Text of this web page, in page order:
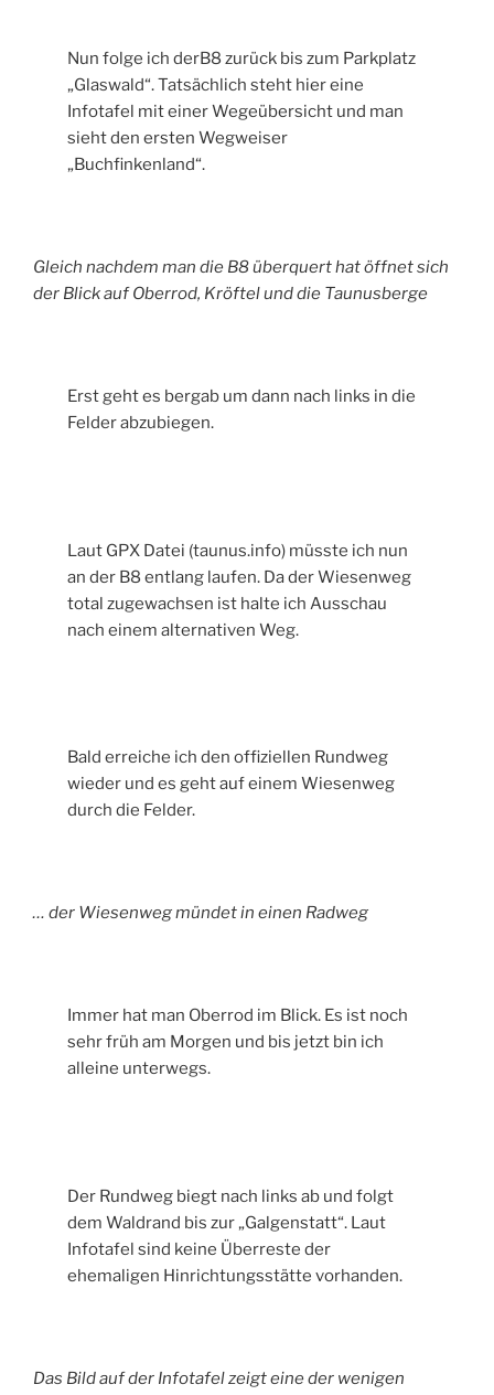
Nun folge ich derB8 zurück bis zum Parkplatz
„Glaswald“. Tatsächlich steht hier eine
Infotafel mit einer Wegeübersicht und man
sieht den ersten Wegweiser
„Buchfinkenland“.
Gleich nachdem man die B8 überquert hat öffnet sich
der Blick auf Oberrod, Kröftel und die Taunusberge
Erst geht es bergab um dann nach links in die
Felder abzubiegen.
Laut GPX Datei (taunus.info) müsste ich nun
an der B8 entlang laufen. Da der Wiesenweg
total zugewachsen ist halte ich Ausschau
nach einem alternativen Weg.
Bald erreiche ich den offiziellen Rundweg
wieder und es geht auf einem Wiesenweg
durch die Felder.
… der Wiesenweg mündet in einen Radweg
Immer hat man Oberrod im Blick. Es ist noch
sehr früh am Morgen und bis jetzt bin ich
alleine unterwegs.
Der Rundweg biegt nach links ab und folgt
dem Waldrand bis zur „Galgenstatt“. Laut
Infotafel sind keine Überreste der
ehemaligen Hinrichtungsstätte vorhanden.
Das Bild auf der Infotafel zeigt eine der wenigen